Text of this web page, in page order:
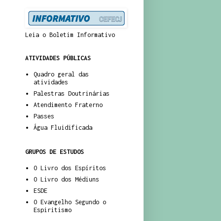
Leia o Boletim Informativo
ATIVIDADES PÚBLICAS
Quadro geral das
atividades
Palestras Doutrinárias
Atendimento Fraterno
Passes
Água Fluidificada
GRUPOS DE ESTUDOS
O Livro dos Espíritos
O Livro dos Médiuns
ESDE
O Evangelho Segundo o
Espiritismo